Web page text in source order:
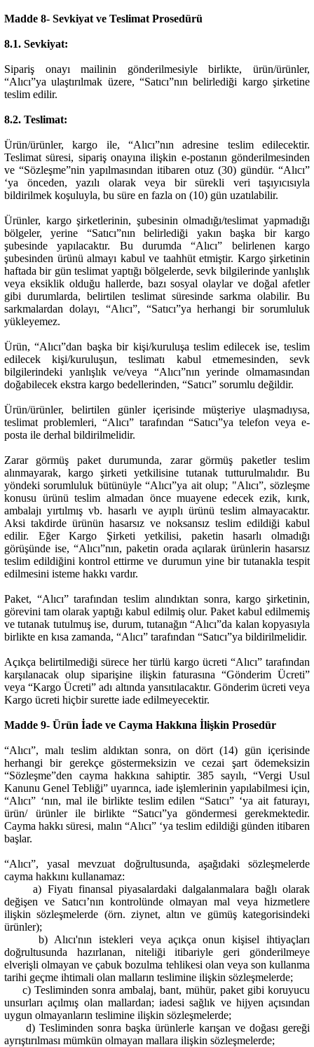
Madde 8- Sevkiyat ve Teslimat Prosedürü
8.1. Sevkiyat:
Sipariş onayı mailinin gönderilmesiyle birlikte, ürün/ürünler,
“Alıcı”ya ulaştırılmak üzere, “Satıcı”nın belirlediği kargo şirketine
teslim edilir.
8.2. Teslimat:
Ürün/ürünler, kargo ile, “Alıcı”nın adresine teslim edilecektir.
Teslimat süresi, sipariş onayına ilişkin e-postanın gönderilmesinden
ve “Sözleşme”nin yapılmasından itibaren otuz (30) gündür. “Alıcı”
‘ya önceden, yazılı olarak veya bir sürekli veri taşıyıcısıyla
bildirilmek koşuluyla, bu süre en fazla on (10) gün uzatılabilir.
Ürünler, kargo şirketlerinin, şubesinin olmadığı/teslimat yapmadığı
bölgeler, yerine “Satıcı”nın belirlediği yakın başka bir kargo
şubesinde yapılacaktır. Bu durumda “Alıcı” belirlenen kargo
şubesinden ürünü almayı kabul ve taahhüt etmiştir. Kargo şirketinin
haftada bir gün teslimat yaptığı bölgelerde, sevk bilgilerinde yanlışlık
veya eksiklik olduğu hallerde, bazı sosyal olaylar ve doğal afetler
gibi durumlarda, belirtilen teslimat süresinde sarkma olabilir. Bu
sarkmalardan dolayı, “Alıcı”, “Satıcı”ya herhangi bir sorumluluk
yükleyemez.
Ürün, “Alıcı”dan başka bir kişi/kuruluşa teslim edilecek ise, teslim
edilecek kişi/kuruluşun, teslimatı kabul etmemesinden, sevk
bilgilerindeki yanlışlık ve/veya “Alıcı”nın yerinde olmamasından
doğabilecek ekstra kargo bedellerinden, “Satıcı” sorumlu değildir.
Ürün/ürünler, belirtilen günler içerisinde müşteriye ulaşmadıysa,
teslimat problemleri, “Alıcı” tarafından “Satıcı”ya telefon veya e-
posta ile derhal bildirilmelidir.
Zarar görmüş paket durumunda, zarar görmüş paketler teslim
alınmayarak, kargo şirketi yetkilisine tutanak tutturulmalıdır. Bu
yöndeki sorumluluk bütünüyle “Alıcı”ya ait olup; "Alıcı”, sözleşme
konusu ürünü teslim almadan önce muayene edecek ezik, kırık,
ambalajı yırtılmış vb. hasarlı ve ayıplı ürünü teslim almayacaktır.
Aksi takdirde ürünün hasarsız ve noksansız teslim edildiği kabul
edilir. Eğer Kargo Şirketi yetkilisi, paketin hasarlı olmadığı
görüşünde ise, “Alıcı”nın, paketin orada açılarak ürünlerin hasarsız
teslim edildiğini kontrol ettirme ve durumun yine bir tutanakla tespit
edilmesini isteme hakkı vardır.
Paket, “Alıcı” tarafından teslim alındıktan sonra, kargo şirketinin,
görevini tam olarak yaptığı kabul edilmiş olur. Paket kabul edilmemiş
ve tutanak tutulmuş ise, durum, tutanağın “Alıcı”da kalan kopyasıyla
birlikte en kısa zamanda, “Alıcı” tarafından “Satıcı”ya bildirilmelidir.
Açıkça belirtilmediği sürece her türlü kargo ücreti “Alıcı” tarafından
karşılanacak olup siparişine ilişkin faturasına “Gönderim Ücreti”
veya “Kargo Ücreti” adı altında yansıtılacaktır. Gönderim ücreti veya
Kargo ücreti hiçbir surette iade edilmeyecektir.
Madde 9- Ürün İade ve Cayma Hakkına İlişkin Prosedür
“Alıcı”, malı teslim aldıktan sonra, on dört (14) gün içerisinde
herhangi bir gerekçe göstermeksizin ve cezai şart ödemeksizin
“Sözleşme”den cayma hakkına sahiptir. 385 sayılı, “Vergi Usul
Kanunu Genel Tebliği” uyarınca, iade işlemlerinin yapılabilmesi için,
“Alıcı” ‘nın, mal ile birlikte teslim edilen “Satıcı” ‘ya ait faturayı,
ürün/ ürünler ile birlikte “Satıcı”ya göndermesi gerekmektedir.
Cayma hakkı süresi, malın “Alıcı” ‘ya teslim edildiği günden itibaren
başlar.
“Alıcı”, yasal mevzuat doğrultusunda, aşağıdaki sözleşmelerde
cayma hakkını kullanamaz:
a) Fiyatı finansal piyasalardaki dalgalanmalara bağlı olarak
değişen ve Satıcı’nın kontrolünde olmayan mal veya hizmetlere
ilişkin sözleşmelerde (örn. ziynet, altın ve gümüş kategorisindeki
ürünler);
b) Alıcı'nın istekleri veya açıkça onun kişisel ihtiyaçları
doğrultusunda hazırlanan, niteliği itibariyle geri gönderilmeye
elverişli olmayan ve çabuk bozulma tehlikesi olan veya son kullanma
tarihi geçme ihtimali olan malların teslimine ilişkin sözleşmelerde;
c) Tesliminden sonra ambalaj, bant, mühür, paket gibi koruyucu
unsurları açılmış olan mallardan; iadesi sağlık ve hijyen açısından
uygun olmayanların teslimine ilişkin sözleşmelerde;
d) Tesliminden sonra başka ürünlerle karışan ve doğası gereği
ayrıştırılması mümkün olmayan mallara ilişkin sözleşmelerde;